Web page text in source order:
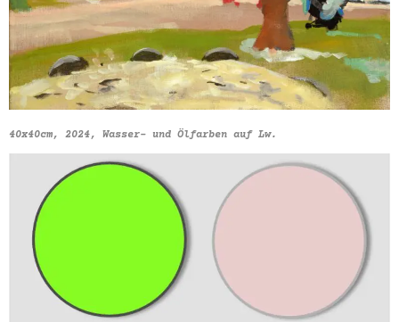
40x40cm, 2024, Wasser- und Ölfarben auf Lw.